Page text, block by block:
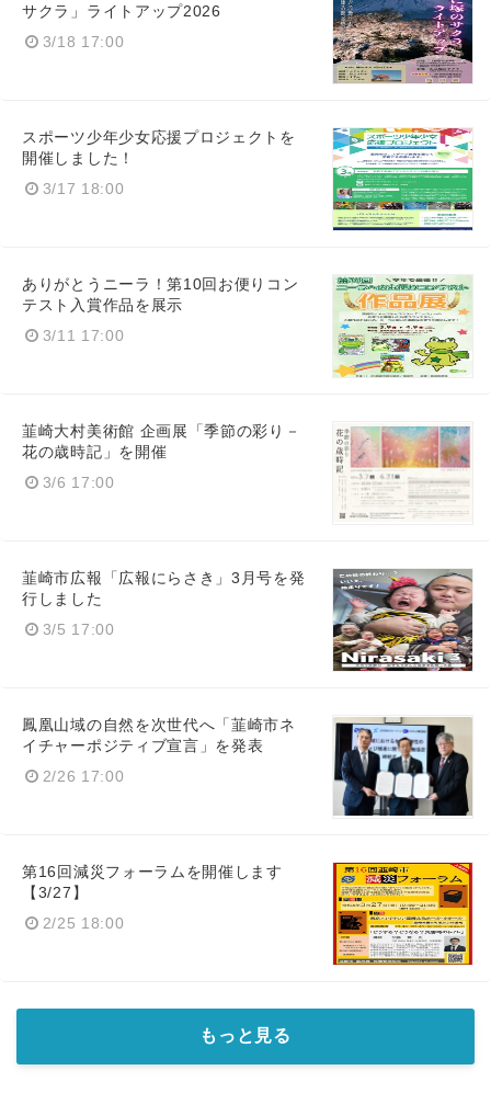
サクラ」ライトアップ2026
3/18 17:00
スポーツ少年少女応援プロジェクトを
開催しました！
3/17 18:00
ありがとうニーラ！第10回お便りコン
テスト入賞作品を展示
3/11 17:00
韮崎大村美術館 企画展「季節の彩り－
花の歳時記」を開催
3/6 17:00
韮崎市広報「広報にらさき」3月号を発
行しました
3/5 17:00
鳳凰山域の自然を次世代へ「韮崎市ネ
イチャーポジティブ宣言」を発表
2/26 17:00
第16回減災フォーラムを開催します
【3/27】
2/25 18:00
もっと見る
Japanese
English